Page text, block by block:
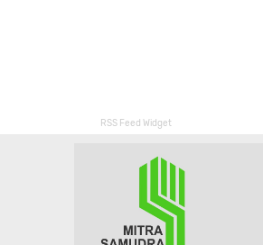
RSS Feed Widget